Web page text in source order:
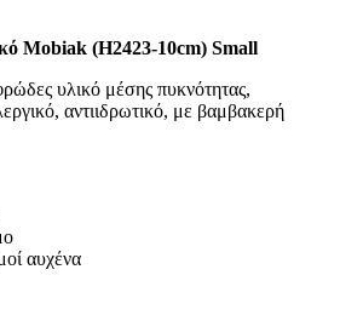
Mobiak (H2423-10cm) Small
υλικό μέσης πυκνότητας,
αντιιδρωτικό, με βαμβακερή
αυχένα